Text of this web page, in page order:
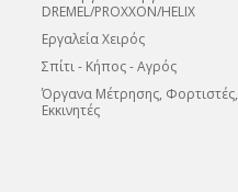
DREMEL/PROXXON/HELIX
Εργαλεία Χειρός
Σπίτι - Κήπος - Αγρός
Όργανα Μέτρησης, Φορτιστές,
Εκκινητές